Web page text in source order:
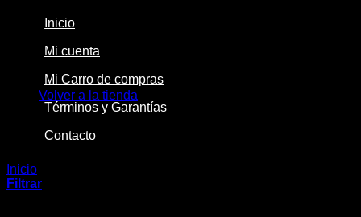
Volver a la tienda
Inicio
Mi cuenta
Mi Carro de compras
Términos y Garantías
Contacto
Inicio
Filtrar